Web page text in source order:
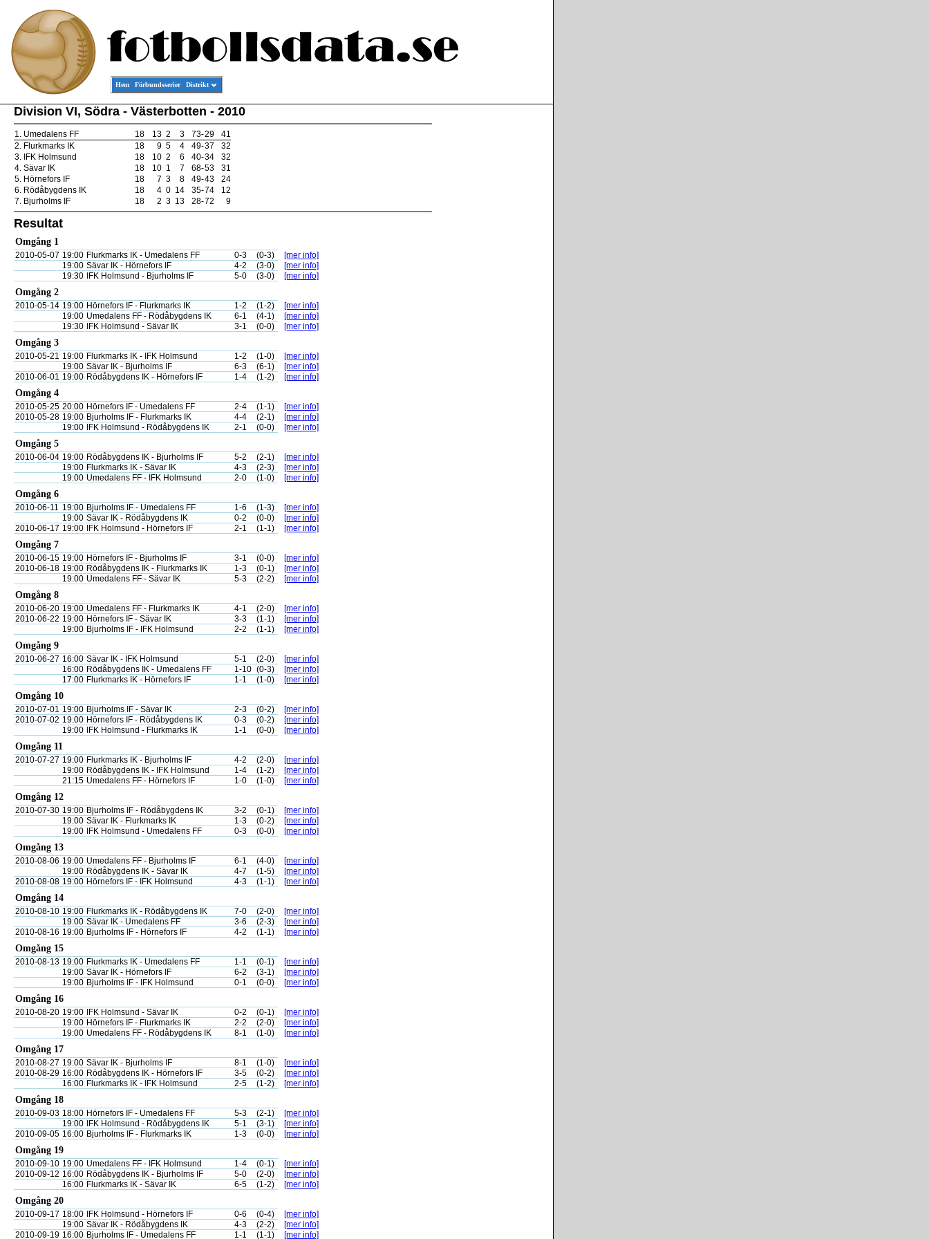
Hem Förbundsserier Distrikt
Division VI, Södra - Västerbotten - 2010
1. Umedalens FF 18 13 2 3 73-29
41
2. Flurkmarks IK 18 9 5 4 49-37
32
3. IFK Holmsund 18 10 2 6 40-34
32
4. Sävar IK 18 10 1 7 68-53
31
5. Hörnefors IF 18 7 3 8 49-43
24
6. Rödåbygdens IK 18 4 0 14 35-74
12
7. Bjurholms IF 18 2 3 13 28-72 9
Resultat
Omgång 1
2010-05-07 19:00 Flurkmarks IK - Umedalens FF 0-3 (0-3)
[mer info]
19:00 Sävar IK - Hörnefors IF 4-2 (3-0)
[mer info]
19:30
IFK Holmsund - Bjurholms IF 5-0 (3-0) [mer info]
Omgång 2
2010-05-14 19:00 Hörnefors IF - Flurkmarks IK 1-2 (1-2)
[mer info]
19:00 Umedalens FF - Rödåbygdens IK 6-1 (4-1)
[mer info]
19:30
IFK Holmsund - Sävar IK 3-1 (0-0) [mer info]
Omgång 3
2010-05-21 19:00 Flurkmarks IK - IFK Holmsund 1-2 (1-0)
[mer info]
19:00 Sävar IK - Bjurholms IF 6-3 (6-1)
[mer info]
2010-06-01 19:00 Rödåbygdens IK - Hörnefors IF 1-4 (1-2) [mer info]
Omgång 4
2010-05-25 20:00 Hörnefors IF - Umedalens FF 2-4 (1-1)
[mer info]
2010-05-28 19:00 Bjurholms IF - Flurkmarks IK 4-4 (2-1)
[mer info]
19:00
IFK Holmsund - Rödåbygdens IK 2-1 (0-0) [mer info]
Omgång 5
2010-06-04 19:00 Rödåbygdens IK - Bjurholms IF 5-2 (2-1)
[mer info]
19:00 Flurkmarks IK - Sävar IK 4-3 (2-3)
[mer info]
19:00 Umedalens FF - IFK Holmsund 2-0 (1-0) [mer info]
Omgång 6
2010-06-11 19:00 Bjurholms IF - Umedalens FF 1-6 (1-3)
[mer info]
19:00 Sävar IK - Rödåbygdens IK 0-2 (0-0)
[mer info]
2010-06-17 19:00 IFK Holmsund - Hörnefors IF 2-1 (1-1) [mer info]
Omgång 7
2010-06-15 19:00 Hörnefors IF - Bjurholms IF 3-1 (0-0)
[mer info]
2010-06-18 19:00 Rödåbygdens IK - Flurkmarks IK 1-3 (0-1)
[mer info]
19:00 Umedalens FF - Sävar IK 5-3 (2-2) [mer info]
Omgång 8
2010-06-20 19:00 Umedalens FF - Flurkmarks IK 4-1 (2-0)
[mer info]
2010-06-22 19:00 Hörnefors IF - Sävar IK 3-3 (1-1)
[mer info]
19:00 Bjurholms IF - IFK Holmsund 2-2 (1-1) [mer info]
Omgång 9
2010-06-27 16:00 Sävar IK - IFK Holmsund 5-1 (2-0)
[mer info]
16:00 Rödåbygdens IK - Umedalens FF 1-10 (0-3)
[mer info]
17:00 Flurkmarks IK - Hörnefors IF 1-1 (1-0) [mer info]
Omgång 10
2010-07-01 19:00 Bjurholms IF - Sävar IK 2-3 (0-2)
[mer info]
2010-07-02 19:00 Hörnefors IF - Rödåbygdens IK 0-3 (0-2)
[mer info]
19:00
IFK Holmsund - Flurkmarks IK 1-1 (0-0) [mer info]
Omgång 11
2010-07-27 19:00 Flurkmarks IK - Bjurholms IF 4-2 (2-0)
[mer info]
19:00 Rödåbygdens IK - IFK Holmsund 1-4 (1-2)
[mer info]
21:15 Umedalens FF - Hörnefors IF 1-0 (1-0) [mer info]
Omgång 12
2010-07-30 19:00 Bjurholms IF - Rödåbygdens IK 3-2 (0-1)
[mer info]
19:00 Sävar IK - Flurkmarks IK 1-3 (0-2)
[mer info]
19:00
IFK Holmsund - Umedalens FF 0-3 (0-0) [mer info]
Omgång 13
2010-08-06 19:00 Umedalens FF - Bjurholms IF 6-1 (4-0)
[mer info]
19:00 Rödåbygdens IK - Sävar IK 4-7 (1-5)
[mer info]
2010-08-08 19:00 Hörnefors IF - IFK Holmsund 4-3 (1-1) [mer info]
Omgång 14
2010-08-10 19:00 Flurkmarks IK - Rödåbygdens IK 7-0 (2-0)
[mer info]
19:00 Sävar IK - Umedalens FF 3-6 (2-3)
[mer info]
2010-08-16 19:00 Bjurholms IF - Hörnefors IF 4-2 (1-1) [mer info]
Omgång 15
2010-08-13 19:00 Flurkmarks IK - Umedalens FF 1-1 (0-1)
[mer info]
19:00 Sävar IK - Hörnefors IF 6-2 (3-1)
[mer info]
19:00 Bjurholms IF - IFK Holmsund 0-1 (0-0) [mer info]
Omgång 16
2010-08-20 19:00 IFK Holmsund - Sävar IK 0-2 (0-1)
[mer info]
19:00 Hörnefors IF - Flurkmarks IK 2-2 (2-0)
[mer info]
19:00 Umedalens FF - Rödåbygdens IK 8-1 (1-0) [mer info]
Omgång 17
2010-08-27 19:00 Sävar IK - Bjurholms IF 8-1 (1-0)
[mer info]
2010-08-29 16:00 Rödåbygdens IK - Hörnefors IF 3-5 (0-2)
[mer info]
16:00 Flurkmarks IK - IFK Holmsund 2-5 (1-2) [mer info]
Omgång 18
2010-09-03 18:00 Hörnefors IF - Umedalens FF 5-3 (2-1)
[mer info]
19:00
IFK Holmsund - Rödåbygdens IK 5-1 (3-1)
[mer info]
2010-09-05 16:00 Bjurholms IF - Flurkmarks IK 1-3 (0-0) [mer info]
Omgång 19
2010-09-10 19:00 Umedalens FF - IFK Holmsund 1-4 (0-1)
[mer info]
2010-09-12 16:00 Rödåbygdens IK - Bjurholms IF 5-0 (2-0)
[mer info]
16:00 Flurkmarks IK - Sävar IK 6-5 (1-2) [mer info]
Omgång 20
2010-09-17 18:00 IFK Holmsund - Hörnefors IF 0-6 (0-4)
[mer info]
19:00 Sävar IK - Rödåbygdens IK 4-3 (2-2)
[mer info]
2010-09-19 16:00 Bjurholms IF - Umedalens FF 1-1 (1-1) [mer info]